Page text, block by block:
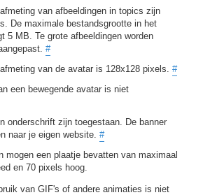
van afbeeldingen in topics zijn
De maximale bestandsgrootte in het
5 MB. Te grote afbeeldingen worden
#
van de avatar is 128x128 pixels. #
een bewegende avatar is niet
onderschrift zijn toegestaan. De banner
naar je eigen website. #
mogen een plaatje bevatten van maximaal
en 70 pixels hoog.
van GIF's of andere animaties is niet